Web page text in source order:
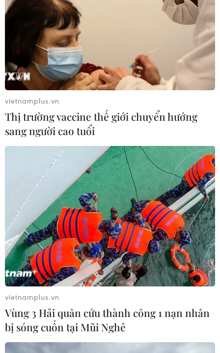
vietnamplus.vn
Thị trường vaccine thế giới chuyển hướng
sang người cao tuổi
vietnamplus.vn
Vùng 3 Hải quân cứu thành công 1 nạn nhân
bị sóng cuốn tại Mũi Nghê